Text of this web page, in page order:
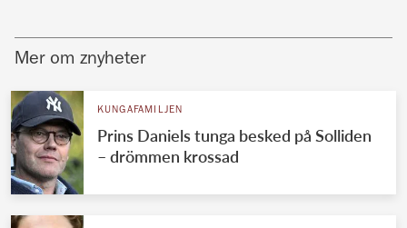
Mer om znyheter
KUNGAFAMILJEN
Prins Daniels tunga besked på Solliden
– drömmen krossad